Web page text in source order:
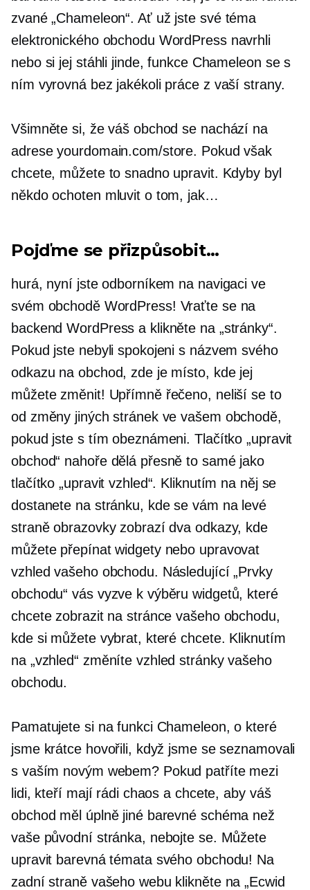
zvané „Chameleon“. Ať už jste své téma
elektronického obchodu WordPress navrhli
nebo si jej stáhli jinde, funkce Chameleon se s
ním vyrovná bez jakékoli práce z vaší strany.
Všimněte si, že váš obchod se nachází na
adrese yourdomain.com/store. Pokud však
chcete, můžete to snadno upravit. Kdyby byl
někdo ochoten mluvit o tom, jak…
Pojďme se přizpůsobit…
hurá, nyní jste odborníkem na navigaci ve
svém obchodě WordPress! Vraťte se na
backend WordPress a klikněte na „stránky“.
Pokud jste nebyli spokojeni s názvem svého
odkazu na obchod, zde je místo, kde jej
můžete změnit! Upřímně řečeno, neliší se to
od změny jiných stránek ve vašem obchodě,
pokud jste s tím obeznámeni. Tlačítko „upravit
obchod“ nahoře dělá přesně to samé jako
tlačítko „upravit vzhled“. Kliknutím na něj se
dostanete na stránku, kde se vám na levé
straně obrazovky zobrazí dva odkazy, kde
můžete přepínat widgety nebo upravovat
vzhled vašeho obchodu. Následující „Prvky
obchodu“ vás vyzve k výběru widgetů, které
chcete zobrazit na stránce vašeho obchodu,
kde si můžete vybrat, které chcete. Kliknutím
na „vzhled“ změníte vzhled stránky vašeho
obchodu.
Pamatujete si na funkci Chameleon, o které
jsme krátce hovořili, když jsme se seznamovali
s vaším novým webem? Pokud patříte mezi
lidi, kteří mají rádi chaos a chcete, aby váš
obchod měl úplně jiné barevné schéma než
vaše původní stránka, nebojte se. Můžete
upravit barevná témata svého obchodu! Na
zadní straně vašeho webu klikněte na „Ecwid